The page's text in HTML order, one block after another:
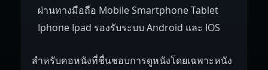
ผ่านทางมือถือ Mobile Smartphone Tablet
Iphone Ipad รองรับระบบ Android และ IOS
สำหรับคอหนังที่ชื่นชอบการดูหนังโดยเฉพาะหนัง